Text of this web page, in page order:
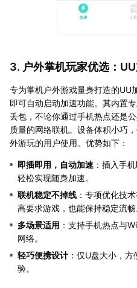
3. 户外掌机玩家优选：
专为掌机户外游戏量身打造的UU
即可自动启动加速功能。其内置
丢包，不论你通过手机热点还是
质量的网络联机。设备体积小巧
外游玩的用户使用。优势如下：
即插即用，自动加速 ：插入手
轻松实现随身加速。
联机稳定不掉线 ：专项优化技
高要求游戏，也能保持稳定流畅
多场景适用 ：支持手机热点与
网络。
轻巧便携设计 ：仅U盘大小，
验。